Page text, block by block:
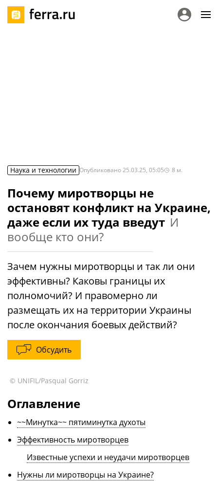
Наука и технологии Опубликовано25.03.25, 05:05 8 м.
Почему миротворцы не
остановят конфликт на Украине,
даже если их туда введут И
вообще кто они?
Зачем нужны миротворцы и так ли они
эффективны? Каковы границы их
полномочий? И правомерно ли
размещать их на территории Украины
после окончания боевых действий?
Обсудить
© UNIFIL/Pasqual Gorriz
Оглавление
~~Минутка~~ пятиминутка духоты
Эффективность миротворцев
Известные успехи и неудачи миротворцев
Нужны ли миротворцы на Украине?